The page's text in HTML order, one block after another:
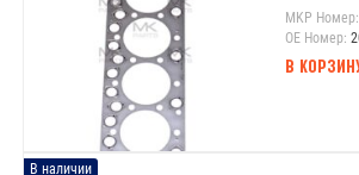
MKP Номер:
OE Номер:
В
В наличии